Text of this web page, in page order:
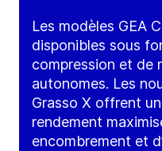
Les modèles GEA
disponibles sous
compression et de
autonomes. Les
Grasso X offrent
rendement
encombrement et